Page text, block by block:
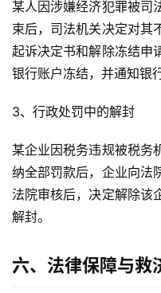
某人因涉嫌经济犯罪被司
束后，司法机关决定对其
起诉决定书和解除冻结申
银行账户冻结，并通知银
3、行政处罚中的解封
某企业因税务违规被税务
纳全部罚款后，企业向法
法院审核后，决定解除该
解封。
六、法律保障与救